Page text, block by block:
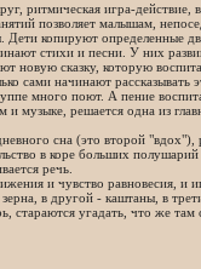
ритмическая игра-действие,
позволяет малышам,
копируют определенные
стихи и песни. У них
сказку, которую
сами начинают
много поют. А пение
музыке, решается одна из
сна (это второй
в коре больших
речь.
и чувство равновесия, и
в другой - каштаны, в
угадать, что же